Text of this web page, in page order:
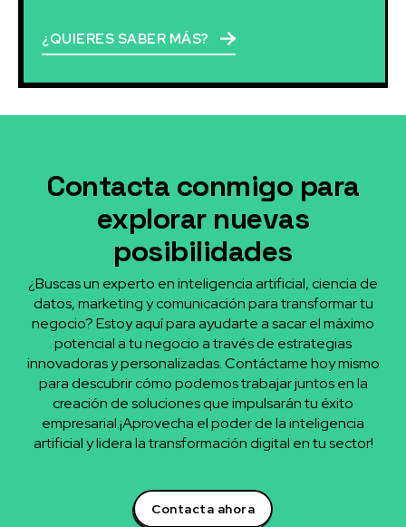
¿QUIERES SABER MÁS?
Contacta conmigo para
explorar nuevas
posibilidades
¿Buscas un experto en inteligencia artificial, ciencia de
datos, marketing y comunicación para transformar tu
negocio? Estoy aquí para ayudarte a sacar el máximo
potencial a tu negocio a través de estrategias
innovadoras y personalizadas. Contáctame hoy mismo
para descubrir cómo podemos trabajar juntos en la
creación de soluciones que impulsarán tu éxito
empresarial.¡Aprovecha el poder de la inteligencia
artificial y lidera la transformación digital en tu sector!
Contacta ahora